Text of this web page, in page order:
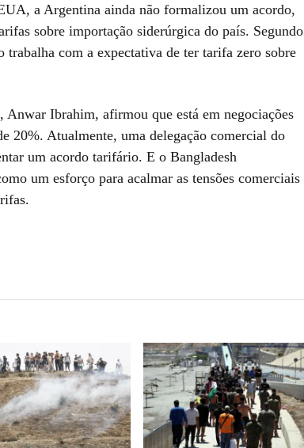
a Argentina ainda não formalizou um acordo,
sobre importação siderúrgica do país. Segundo
com a expectativa de ter tarifa zero sobre
Ibrahim, afirmou que está em negociações
20%. Atualmente, uma delegação comercial do
um acordo tarifário. E o Bangladesh
um esforço para acalmar as tensões comerciais